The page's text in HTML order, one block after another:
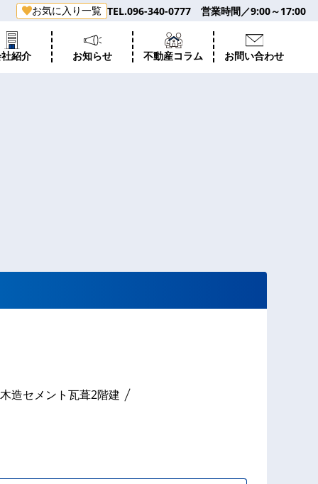
お気に入り一覧 TEL.096-340-0777 営業時間／9:00～17:00
紹介 お知らせ 不動産コラム お問い合わせ
木造セメント瓦葺2階建